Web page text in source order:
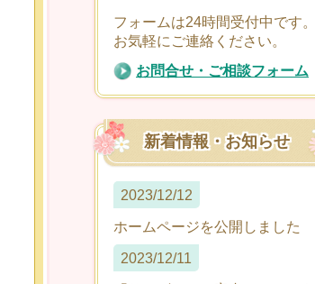
フォームは24時間受付中です。
お気軽にご連絡ください。
お問合せ・ご相談フォーム
新着情報・お知らせ
2023/12/12
ホームページを公開しました
2023/12/11